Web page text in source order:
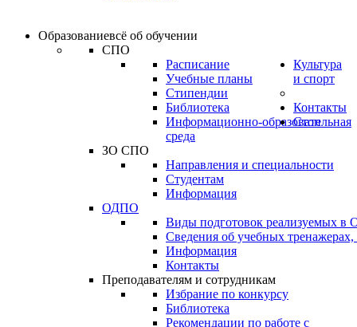
Образованиевсё об обучении
СПО
Расписание
Учебные планы
Стипендии
Библиотека
Информационно-образовательная
среда
ЗО СПО
Направления и специальности
Студентам
Информация
ОДПО
Виды подготовок реализуемых
Сведения об учебных тренажерах,
Информация
Контакты
Преподавателям и сотрудникам
Избрание по конкурсу
Библиотека
Рекомендации по работе с
Культура
и спорт
Контакты
Стоп